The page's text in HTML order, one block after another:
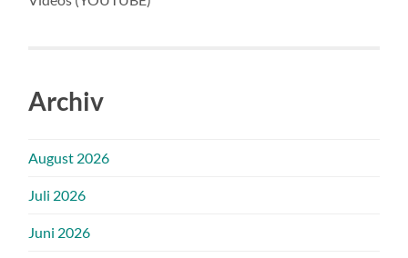
Archiv
August 2026
Juli 2026
Juni 2026